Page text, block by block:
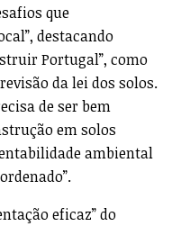
que
destacando
Portugal”, como
da lei dos solos.
de ser bem
em solos
ambiental
eficaz” do